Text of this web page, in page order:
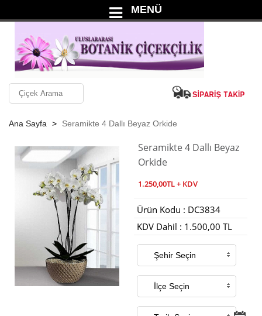
MENÜ
Ana Sayfa Seramikte 4 Dallı Beyaz Orkide
Seramikte 4 Dallı Beyaz
Orkide
1.250,00TL + KDV
Ürün Kodu : DC3834
KDV Dahil : 1.500,00 TL